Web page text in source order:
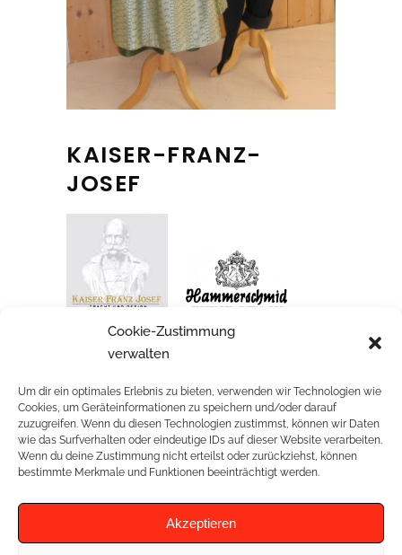
Cookie-Zustimmung
verwalten
Um dir ein optimales Erlebnis zu bieten, verwenden wir Technologien wie
Cookies, um Geräteinformationen zu speichern und/oder darauf
zuzugreifen. Wenn du diesen Technologien zustimmst, können wir Daten
wie das Surfverhalten oder eindeutige IDs auf dieser Website verarbeiten.
Wenn du deine Zustimmung nicht erteilst oder zurückziehst, können
bestimmte Merkmale und Funktionen beeinträchtigt werden.
Akzeptieren
KAISER-FRANZ-
JOSEF
Dirndl grün von Kaiser-Franz-Josef,
Trachtensakko von Hammerschmid
RELATED PROJECTS